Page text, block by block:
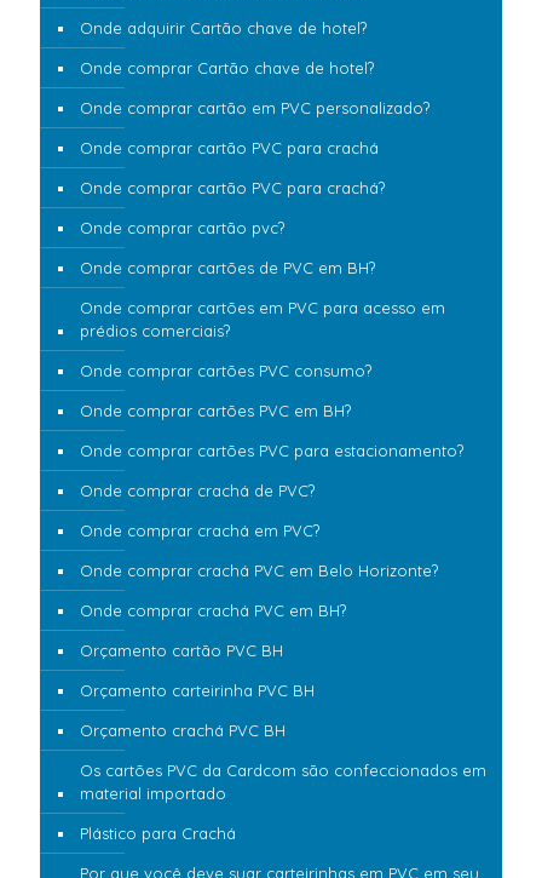
Onde adquirir Cartão chave de hotel?
Onde comprar Cartão chave de hotel?
Onde comprar cartão em PVC personalizado?
Onde comprar cartão PVC para crachá
Onde comprar cartão PVC para crachá?
Onde comprar cartão pvc?
Onde comprar cartões de PVC em BH?
Onde comprar cartões em PVC para acesso em
prédios comerciais?
Onde comprar cartões PVC consumo?
Onde comprar cartões PVC em BH?
Onde comprar cartões PVC para estacionamento?
Onde comprar crachá de PVC?
Onde comprar crachá em PVC?
Onde comprar crachá PVC em Belo Horizonte?
Onde comprar crachá PVC em BH?
Orçamento cartão PVC BH
Orçamento carteirinha PVC BH
Orçamento crachá PVC BH
Os cartões PVC da Cardcom são confeccionados em
material importado
Plástico para Crachá
Por que você deve suar carteirinhas em PVC em seu